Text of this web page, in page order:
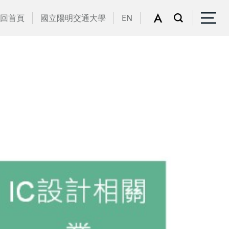
回首頁 國立陽明交通大學 EN